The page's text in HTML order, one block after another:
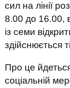
сил на лінії
8.00 до 16.00,
із семи
здійснюється
Про це
соціальній